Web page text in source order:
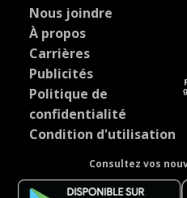
Nous joindre
À propos
Carrières
Publicités
Politique de
confidentialité
Condition d'utilisation
Consultez vos